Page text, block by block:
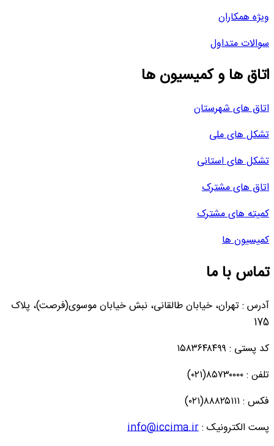
ویژه همکاران
سوالات متداول
اتاق ها و کمیسیون ها
اتاق های شهرستان
تشکل های ملی
تشکل های استانی
اتاق های مشترک
کمیته های مشترک
کمیسیون ها
تماس با ما
آدرس : تهران، خیابان طالقانی، نبش خیابان موسوی(فرصت)، پلاک
175
کد پستی : ۱۵۸۳۶۴۸۴۹۹
تلفن : ۸۵۷۳۰۰۰۰(۰۲۱)
فکس : ۸۸۸۲۵۱۱۱(۰۲۱)
پست الکترونیک :info@iccima.ir